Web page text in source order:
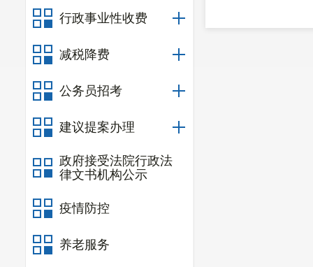
行政事业性收费
减税降费
公务员招考
建议提案办理
政府接受法院行政法
律文书机构公示
疫情防控
养老服务